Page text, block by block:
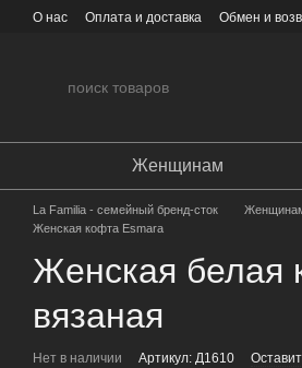
Перейти к основному контенту
О нас Оплата и доставка Обмен и
Женщинам
La Familia - семейный бренд-сток
Женская кофта Esmara
Женская белая
вязаная
Нет в наличии Артикул: Д1610